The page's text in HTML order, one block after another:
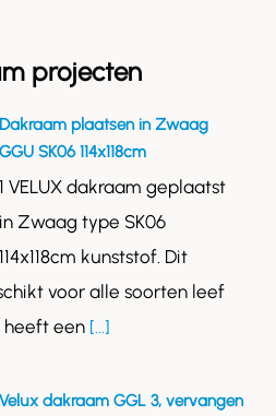
projecten
Dakraam plaatsen in Zwaag
GGU SK06 114x118cm
1 VELUX dakraam geplaatst
in Zwaag type SK06
114x118cm kunststof. Dit
voor alle soorten leef
heeft een [...]
Velux dakraam GGL 3, vervangen